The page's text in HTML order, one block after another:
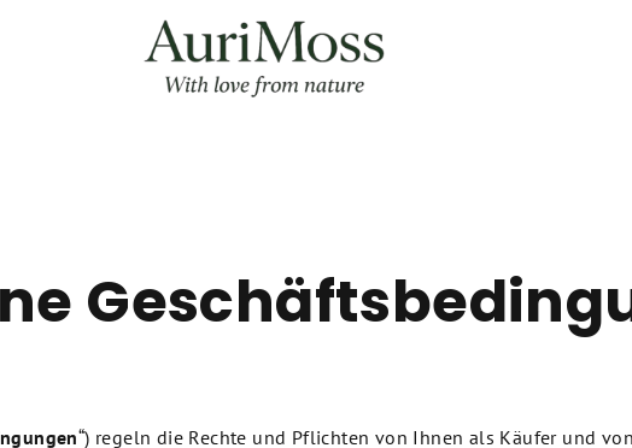
“) regeln die Rechte und Pflichten von Ihnen als Käufer und